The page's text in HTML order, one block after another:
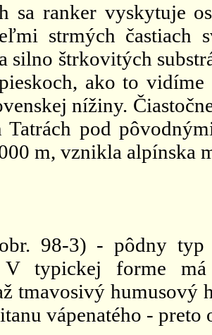
sa ranker vyskytuje
strmých častiach
silno štrkovitých
ako to
nížiny.
Tatrách pod
m, vznikla alpínska
98-3) - pôdny
V typickej forme
tmavosivý humusový
vápenatého - preto